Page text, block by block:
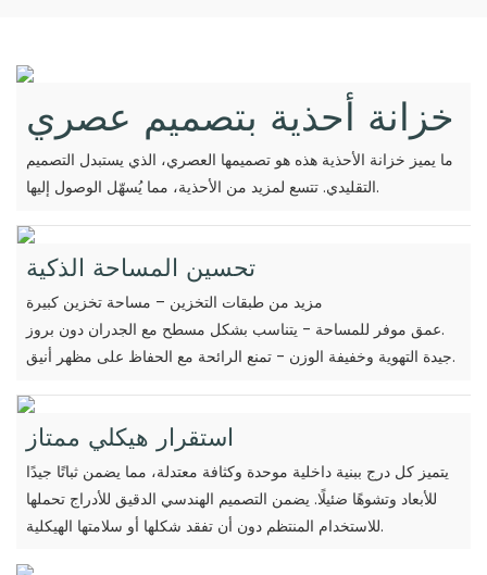
خزانة أحذية بتصميم عصري
ما يميز خزانة الأحذية هذه هو تصميمها العصري، الذي يستبدل التصميم
التقليدي. تتسع لمزيد من الأحذية، مما يُسهّل الوصول إليها.
تحسين المساحة الذكية
مزيد من طبقات التخزين – مساحة تخزين كبيرة
عمق موفر للمساحة - يتناسب بشكل مسطح مع الجدران دون بروز.
جيدة التهوية وخفيفة الوزن - تمنع الرائحة مع الحفاظ على مظهر أنيق.
استقرار هيكلي ممتاز
يتميز كل درج ببنية داخلية موحدة وكثافة معتدلة، مما يضمن ثباتًا جيدًا
للأبعاد وتشوهًا ضئيلًا. يضمن التصميم الهندسي الدقيق للأدراج تحملها
للاستخدام المنتظم دون أن تفقد شكلها أو سلامتها الهيكلية.